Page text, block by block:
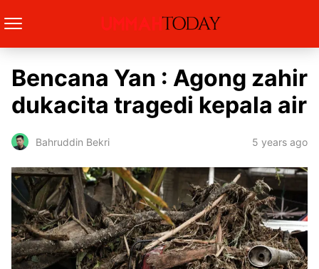
Bencana Yan : Agong zahir
dukacita tragedi kepala air
Bahruddin Bekri 5 years ago